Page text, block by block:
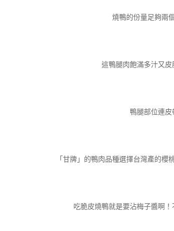
燒鴨的份量足夠兩
這鴨腿肉飽滿多汁又
鴨腿部位連
「甘牌」的鴨肉品種選擇台灣產的
吃脆皮燒鴨就是要沾梅子醬啊